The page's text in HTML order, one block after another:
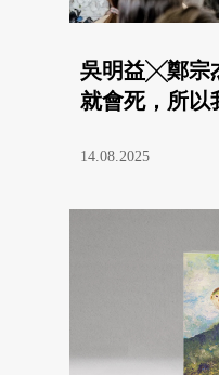
吳明益╳鄭宗
就會死，所以
14.08.2025